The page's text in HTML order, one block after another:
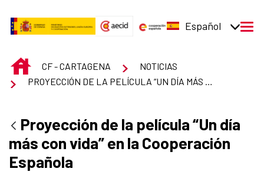
Español
INICIOCF - CARTAGENA
NOTICIAS
PROYECCIÓN DE LA PELÍCULA “UN DÍA MÁS CON VIDA” EN LA COOPERACIÓN ESPAÑOLA
Proyección de la película “Un día
más con vida” en la Cooperación
Española